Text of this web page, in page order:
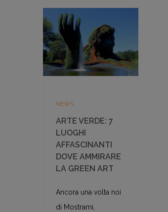
NEWS
ARTE VERDE: 7
LUOGHI
AFFASCINANTI
DOVE AMMIRARE
LA GREEN ART
Ancora una volta noi
di Mostrami,